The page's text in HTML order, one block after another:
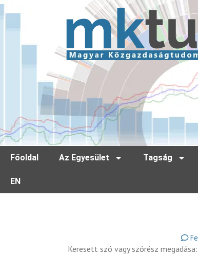
Főoldal Az Egyesület Tagság
EN
Keresett szó vagy szórész megadása: